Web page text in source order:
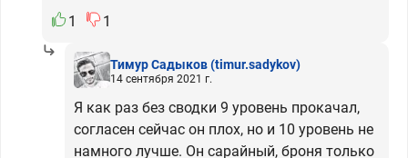
1
1
Тимур Садыков(timur.sadykov)
14 сентября 2021 г.
Я как раз без сводки 9 уровень прокачал,
согласен сейчас он плох, но и 10 уровень не
намного лучше. Он сарайный, броня только